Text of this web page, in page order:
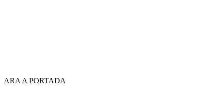
ARA A PORTADA